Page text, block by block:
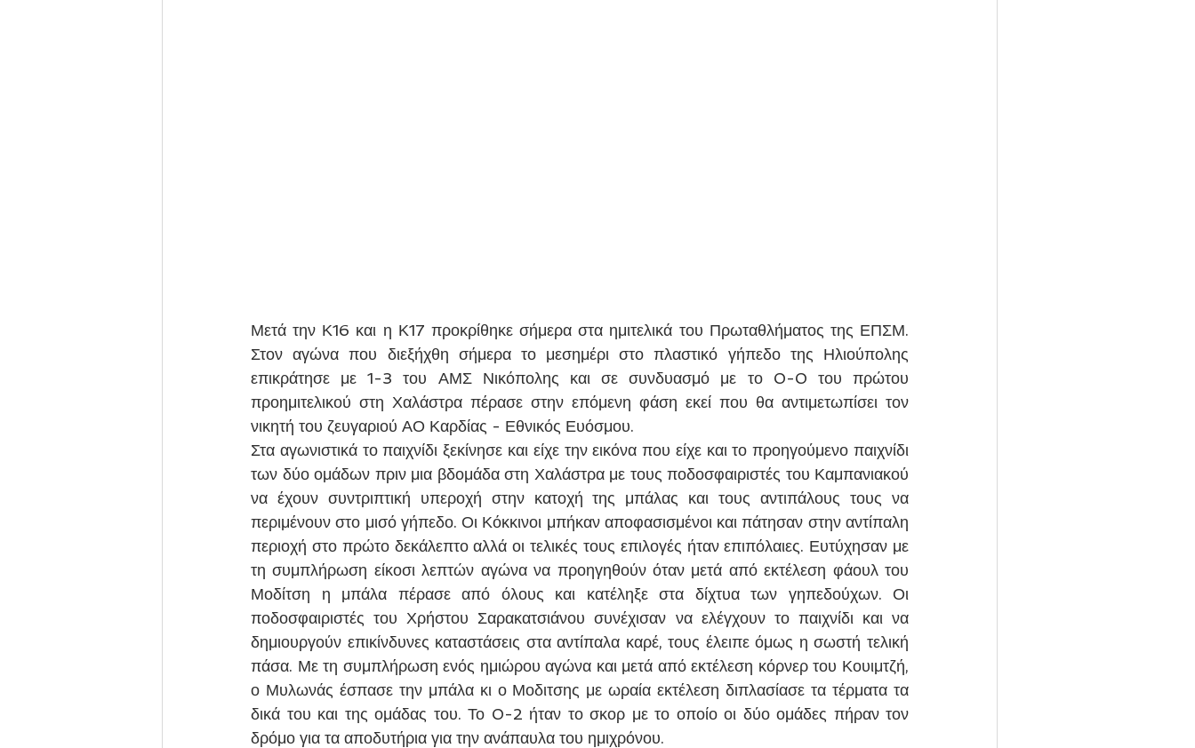
Μετά την Κ16 και η Κ17 προκρίθηκε σήμερα στα ημιτελικά του Πρωταθλήματος της ΕΠΣΜ.
Στον αγώνα που διεξήχθη σήμερα το μεσημέρι στο πλαστικό γήπεδο της Ηλιούπολης
επικράτησε με 1-3 του ΑΜΣ Νικόπολης και σε συνδυασμό με το 0-0 του πρώτου
προημιτελικού στη Χαλάστρα πέρασε στην επόμενη φάση εκεί που θα αντιμετωπίσει τον
νικητή του ζευγαριού ΑΟ Καρδίας - Εθνικός Ευόσμου.
Στα αγωνιστικά το παιχνίδι ξεκίνησε και είχε την εικόνα που είχε και το προηγούμενο παιχνίδι
των δύο ομάδων πριν μια βδομάδα στη Χαλάστρα με τους ποδοσφαιριστές του Καμπανιακού
να έχουν συντριπτική υπεροχή στην κατοχή της μπάλας και τους αντιπάλους τους να
περιμένουν στο μισό γήπεδο. Οι Κόκκινοι μπήκαν αποφασισμένοι και πάτησαν στην αντίπαλη
περιοχή στο πρώτο δεκάλεπτο αλλά οι τελικές τους επιλογές ήταν επιπόλαιες. Ευτύχησαν με
τη συμπλήρωση είκοσι λεπτών αγώνα να προηγηθούν όταν μετά από εκτέλεση φάουλ του
Μοδίτση η μπάλα πέρασε από όλους και κατέληξε στα δίχτυα των γηπεδούχων. Οι
ποδοσφαιριστές του Χρήστου Σαρακατσιάνου συνέχισαν να ελέγχουν το παιχνίδι και να
δημιουργούν επικίνδυνες καταστάσεις στα αντίπαλα καρέ, τους έλειπε όμως η σωστή τελική
πάσα. Με τη συμπλήρωση ενός ημιώρου αγώνα και μετά από εκτέλεση κόρνερ του Κουιμτζή,
ο Μυλωνάς έσπασε την μπάλα κι ο Μοδιτσης με ωραία εκτέλεση διπλασίασε τα τέρματα τα
δικά του και της ομάδας του. Το 0-2 ήταν το σκορ με το οποίο οι δύο ομάδες πήραν τον
δρόμο για τα αποδυτήρια για την ανάπαυλα του ημιχρόνου.